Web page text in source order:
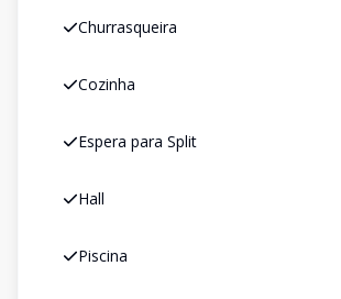
Churrasqueira
Cozinha
Espera para Split
Hall
Piscina